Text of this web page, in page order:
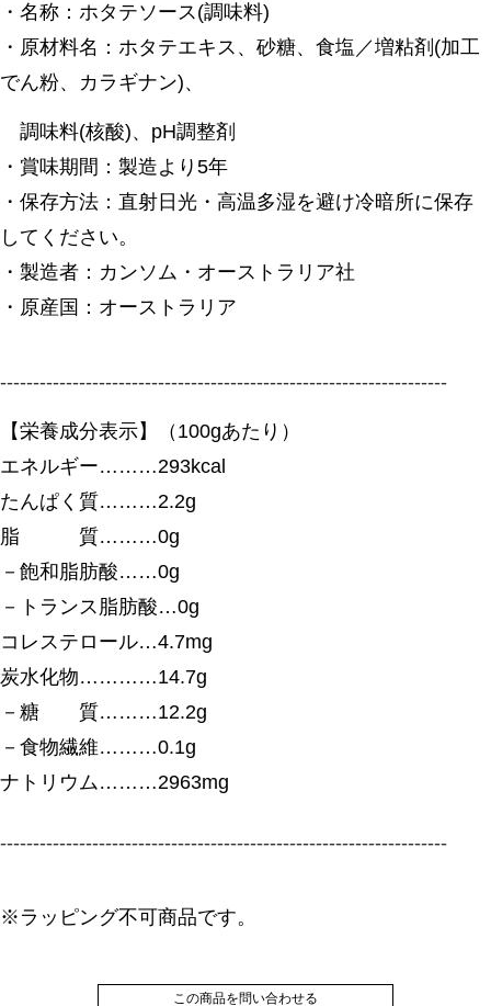
・名称：ホタテソース(調味料)
・原材料名：ホタテエキス、砂糖、食塩／増粘剤(加工
でん粉、カラギナン)、
調味料(核酸)、pH調整剤
・賞味期間：製造より5年
・保存方法：直射日光・高温多湿を避け冷暗所に保存
してください。
・製造者：カンソム・オーストラリア社
・原産国：オーストラリア
--------------------------------------------------------------------
【栄養成分表示】（100gあたり）
エネルギー………293kcal
たんぱく質………2.2g
脂 質………0g
－飽和脂肪酸……0g
－トランス脂肪酸…0g
コレステロール…4.7mg
炭水化物…………14.7g
－糖 質………12.2g
－食物繊維………0.1g
ナトリウム………2963mg
--------------------------------------------------------------------
※ラッピング不可商品です。
この商品を問い合わせる